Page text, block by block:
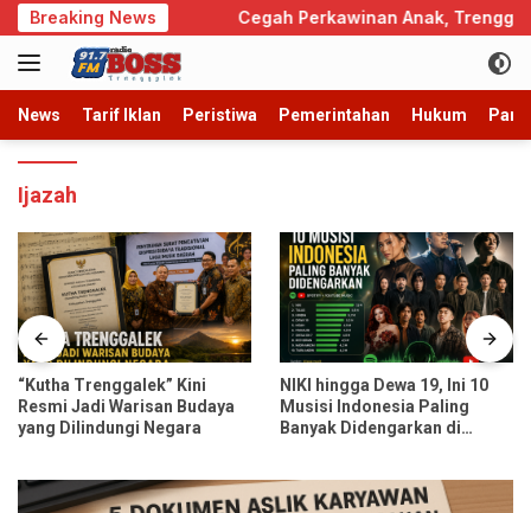
Langsung
ke
konten
Breaking News Cegah Perkawinan Anak, Trenggalek
News Tarif Iklan Peristiwa Pemerintahan Hukum
Ijazah
“Kutha Trenggalek” Kini
Resmi Jadi Warisan Budaya
yang Dilindungi Negara
NIKI hingga Dewa 19, Ini 10
Musisi Indonesia Paling
Banyak Didengarkan di